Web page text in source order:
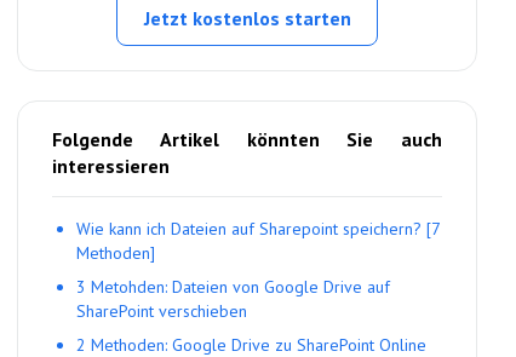
Jetzt kostenlos starten
Folgende Artikel könnten Sie auch
interessieren
Wie kann ich Dateien auf Sharepoint speichern? [7
Methoden]
3 Metohden: Dateien von Google Drive auf
SharePoint verschieben
2 Methoden: Google Drive zu SharePoint Online